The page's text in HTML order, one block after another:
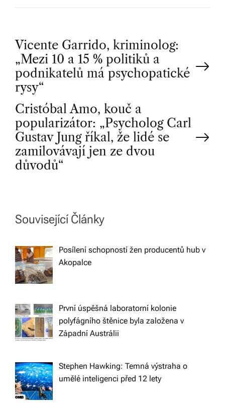
P
o
s
t
n
v
g
a
t
i
o
n
Vicente Garrido, kriminolog:
„Mezi 10 a 15 % politiků a
podnikatelů má psychopatické
rysy“
Cristóbal Amo, kouč a
popularizátor: „Psycholog Carl
Gustav Jung říkal, že lidé se
zamilovávají jen ze dvou
důvodů“
Související Články
Posílení schopností žen producentů hub v
Akopalce
První úspěšná laboratorní kolonie
polyfágního štěnice byla založena v
Západní Austrálii
Stephen Hawking: Temná výstraha o
umělé inteligenci před 12 lety